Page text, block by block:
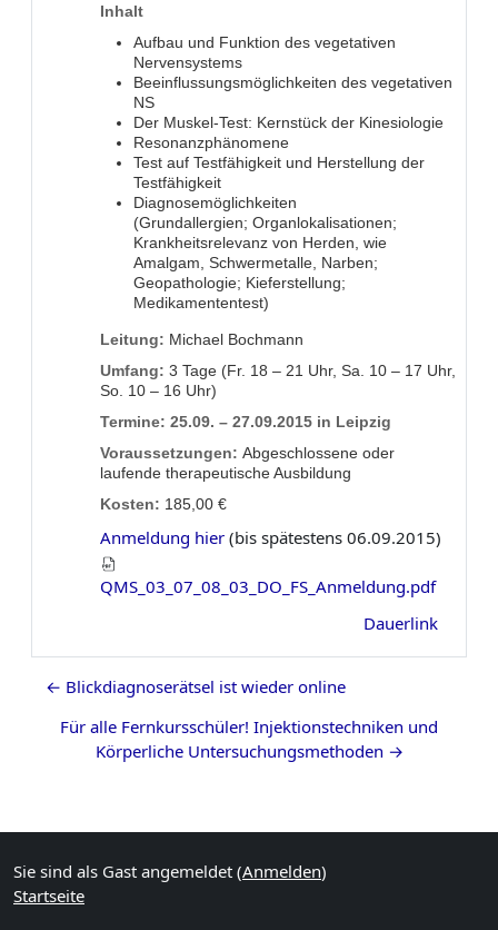
Inhalt
Aufbau und Funktion des vegetativen
Nervensystems
Beeinflussungsmöglichkeiten des vegetativen
NS
Der Muskel-Test: Kernstück der Kinesiologie
Resonanzphänomene
Test auf Testfähigkeit und Herstellung der
Testfähigkeit
Diagnosemöglichkeiten
(Grundallergien; Organlokalisationen;
Krankheitsrelevanz von Herden, wie
Amalgam, Schwermetalle, Narben;
Geopathologie; Kieferstellung;
Medikamententest)
Leitung: Michael Bochmann
Umfang: 3 Tage (Fr. 18 – 21 Uhr, Sa. 10 – 17 Uhr,
So. 10 – 16 Uhr)
Termine: 25.09. – 27.09.2015 in Leipzig
Voraussetzungen: Abgeschlossene oder
laufende therapeutische Ausbildung
Kosten: 185,00 €
Anmeldung hier (bis spätestens 06.09.2015)
QMS_03_07_08_03_DO_FS_Anmeldung.pdf
Dauerlink
← Blickdiagnoserätsel ist wieder online
Für alle Fernkursschüler! Injektionstechniken und
Körperliche Untersuchungsmethoden →
Ergänzungsblöcke
Sie sind als Gast angemeldet (Anmelden)
Startseite